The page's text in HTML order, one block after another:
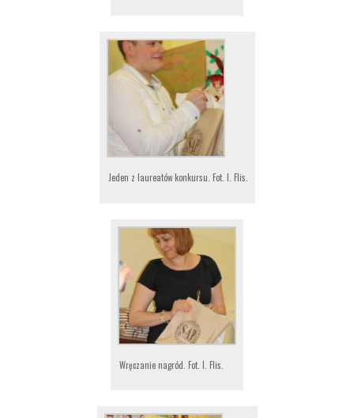
Jeden z laureatów konkursu. Fot. I. Flis.
Wręczanie nagród. Fot. I. Flis.